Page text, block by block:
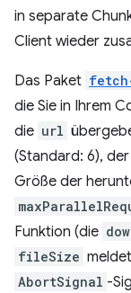
in separate
Client wieder
Das Paket
die Sie in Ihrem
die url
(Standard: 6), der
Größe der
Funktion (die
fileSize
AbortSignal -